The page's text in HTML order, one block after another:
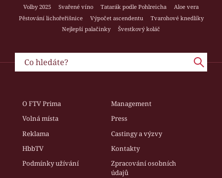
Volby 2025
Svařené víno Tatarák podle Pohlreicha
Aloe vera
Pěstování lichořeřišnice
Výpočet ascendentu
Tvarohové knedlíky
Nejlepší palačinky
Švestkový koláč
O FTV Prima
Management
Volná místa
Press
Reklama
Castingy a výzvy
HbbTV
Kontakty
Podmínky užívání
Zpracování osobních
údajů